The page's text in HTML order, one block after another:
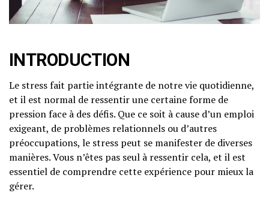
INTRODUCTION
Le stress fait partie intégrante de notre vie quotidienne,
et il est normal de ressentir une certaine forme de
pression face à des défis. Que ce soit à cause d’un emploi
exigeant, de problèmes relationnels ou d’autres
préoccupations, le stress peut se manifester de diverses
manières. Vous n’êtes pas seul à ressentir cela, et il est
essentiel de comprendre cette expérience pour mieux la
gérer.